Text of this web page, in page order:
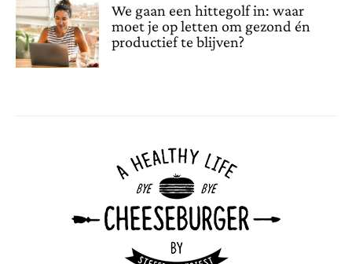
We gaan een hittegolf in: waar
moet je op letten om gezond én
productief te blijven?